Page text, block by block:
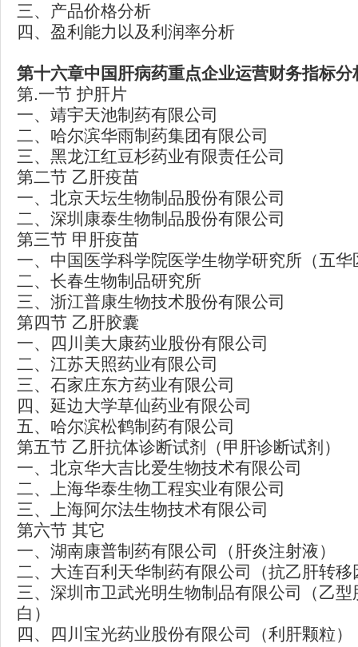
三、产品价格分析
四、盈利能力以及利润率分析
第十六章中国肝病药重点企业运营财务指标分
第.一节 护肝片
一、靖宇天池制药有限公司
二、哈尔滨华雨制药集团有限公司
三、黑龙江红豆杉药业有限责任公司
第二节 乙肝疫苗
一、北京天坛生物制品股份有限公司
二、深圳康泰生物制品股份有限公司
第三节 甲肝疫苗
一、中国医学科学院医学生物学研究所（五华
二、长春生物制品研究所
三、浙江普康生物技术股份有限公司
第四节 乙肝胶囊
一、四川美大康药业股份有限公司
二、江苏天照药业有限公司
三、石家庄东方药业有限公司
四、延边大学草仙药业有限公司
五、哈尔滨松鹤制药有限公司
第五节 乙肝抗体诊断试剂（甲肝诊断试剂）
一、北京华大吉比爱生物技术有限公司
二、上海华泰生物工程实业有限公司
三、上海阿尔法生物技术有限公司
第六节 其它
一、湖南康普制药有限公司（肝炎注射液）
二、大连百利天华制药有限公司（抗乙肝转移
三、深圳市卫武光明生物制品有限公司（乙
白）
四、四川宝光药业股份有限公司（利肝颗粒）